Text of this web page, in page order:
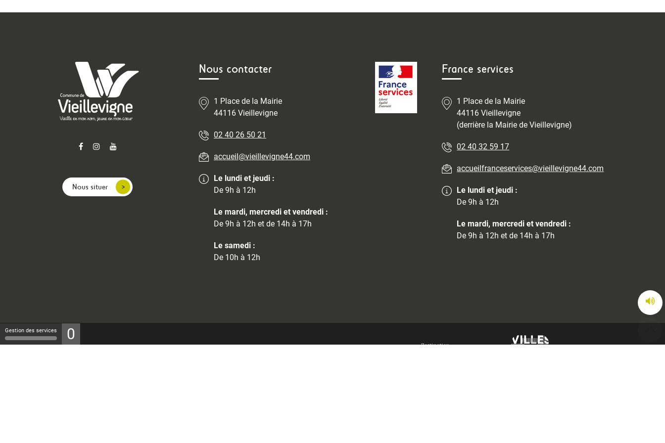
Nous situer
Nous contacter
1 Place de la Mairie
44116 Vieillevigne
02 40 26 50 21
accueil@vieillevigne44.com
Le lundi et jeudi :
De 9h à 12h
Le mardi, mercredi et vendredi :
De 9h à 12h et de 14h à 17h
Le samedi :
De 10h à 12h
France services
1 Place de la Mairie
44116 Vieillevigne
(derrière la Mairie de Vieillevigne)
02 40 32 59 17
accueilfranceservices@vieillevigne44.com
Le lundi et jeudi :
De 9h à 12h
Le mardi, mercredi et vendredi :
De 9h à 12h et de 14h à 17h
Gestion des services 0